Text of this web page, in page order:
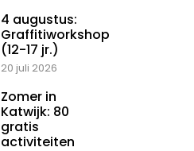
4 augustus:
Graffitiworkshop
(12-17 jr.)
20 juli 2026
Zomer in
Katwijk: 80
gratis
activiteiten